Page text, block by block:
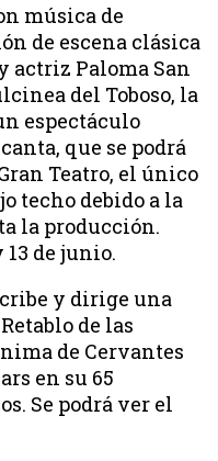
música de
de escena clásica
actriz Paloma San
del Toboso, la
espectáculo
que se podrá
Teatro, el único
techo debido a la
la producción.
13 de junio.
y dirige una
de las
de Cervantes
en su 65
Se podrá ver el